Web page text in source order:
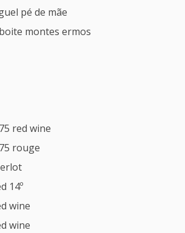
pé de mãe
montes ermos
red wine
rouge
14º
wine
wine